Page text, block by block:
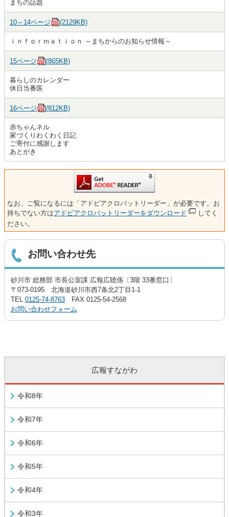
まちの話題
10～14ページ (2129KB)
ｉｎｆｏｒｍａｔｉｏｎ ～まちからのお知らせ情報～
15ページ (865KB)
暮らしのカレンダー
休日当番医
16ページ (812KB)
赤ちゃんネル
家づくりわくわく日記
ご寄付に感謝します
あとがき
なお、ご覧になるには「アドビアクロバットリーダー」が必要です。お
持ちでない方はアドビアクロバットリーダーをダウンロード
してく
ださい。
お問い合わせ先
砂川市 総務部 市長公室課 広報広聴係〔3階 33番窓口〕
〒073-0195 北海道砂川市西7条北2丁目1-1
TEL 0125-74-8763 FAX 0125-54-2568
お問い合わせフォーム
広報すながわ
令和8年
令和7年
令和6年
令和5年
令和4年
令和3年